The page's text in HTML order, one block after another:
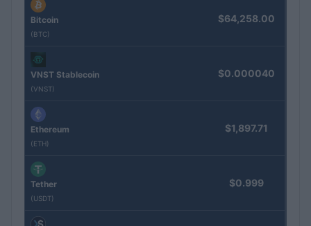
Bitcoin
(BTC)
$64,258.00
VNST Stablecoin
(VNST)
$0.000040
Ethereum
(ETH)
$1,897.71
Tether
(USDT)
$0.999